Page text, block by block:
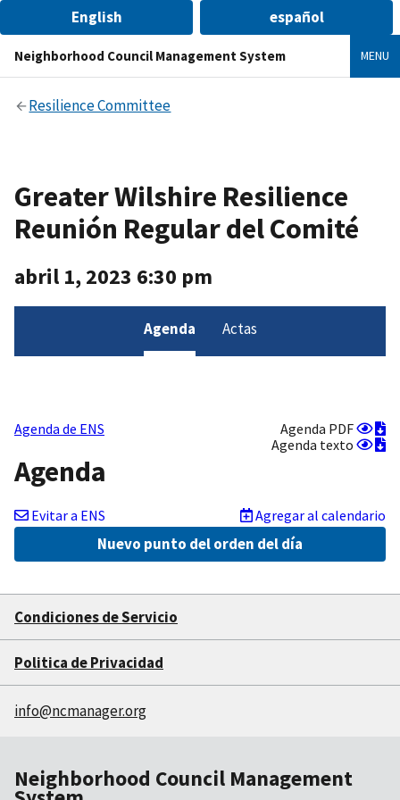
English español
Neighborhood Council Management System MENU
Resilience Committee
Greater Wilshire Resilience
Reunión Regular del Comité
abril 1, 2023 6:30 pm
Agenda Actas
Agenda PDF
Ver
PDF
Agenda texto
Ver
Agenda de ENS
Agenda
Evitar a ENS Agregar al calendario
Nuevo punto del orden del día
Condiciones de Servicio
Politica de Privacidad
info@ncmanager.org
Neighborhood Council Management